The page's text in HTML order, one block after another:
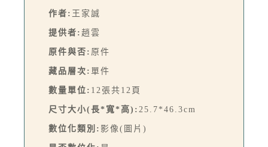
作者: 王家誠
提供者: 趙雲
原件與否: 原件
藏品層次: 單件
數量單位: 12張共12頁
尺寸大小(長*寬*高): 25.7*46.3cm
數位化類別: 影像(圖片)